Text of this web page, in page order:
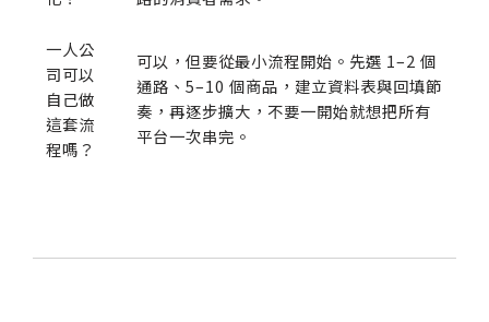
一人公
司可以
自己做
這套流
程嗎？
可以，但要從最小流程開始。先選 1–2 個
通路、5–10 個商品，建立資料表與回填節
奏，再逐步擴大，不要一開始就想把所有
平台一次串完。